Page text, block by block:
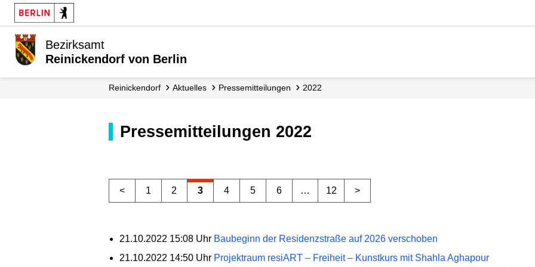
Bezirksamt
Reinickendorf von Berlin
Reinickendorf Aktuelles Presse­mitteilungen 2022
Pressemitteilungen 2022
< 1 2 3 4 5 6 … 12 >
21.10.2022 15:08 Uhr Baubeginn der Residenzstraße auf 2026 verschoben
21.10.2022 14:50 Uhr Projektraum resiART – Freiheit – Kunstkurs mit Shahla Aghapour